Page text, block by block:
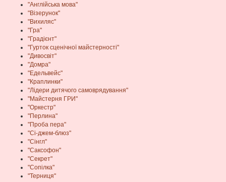
"Англійська мова"
"Візерунок"
"Вихиляс"
"Гра"
"Градієнт"
"Гурток сценічної майстерності"
"Дивосвіт"
"Домра"
"Едельвейс"
"Краплинки"
"Лідери дитячого самоврядування"
"Майстерня ГРИ"
"Оркестр"
"Перлина"
"Проба пера"
"Сі-джем-блюз"
"Сінгл"
"Саксофон"
"Секрет"
"Сопілка"
"Терниця"